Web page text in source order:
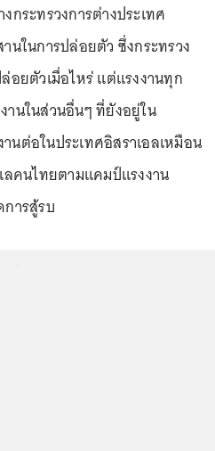
ระทรวงการต่างประเทศ
นในการปล่อยตัว ซึ่งกระทรวง
อยตัวเมื่อไหร่ แต่แรงงานทุก
นในส่วนอื่นๆ ที่ยังอยู่ใน
นต่อในประเทศอิสราเอลเหมือน
ลคนไทยตามแคมป์แรงงาน
ารสู้รบ